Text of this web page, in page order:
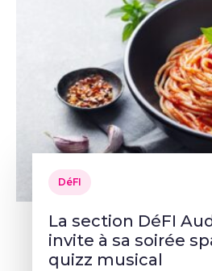
DéFI
La section DéFI
invite à sa soirée
quizz musical